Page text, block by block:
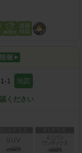
1 地図
ください